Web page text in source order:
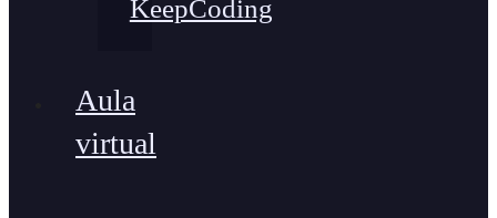
KeepCoding
Aula
virtual